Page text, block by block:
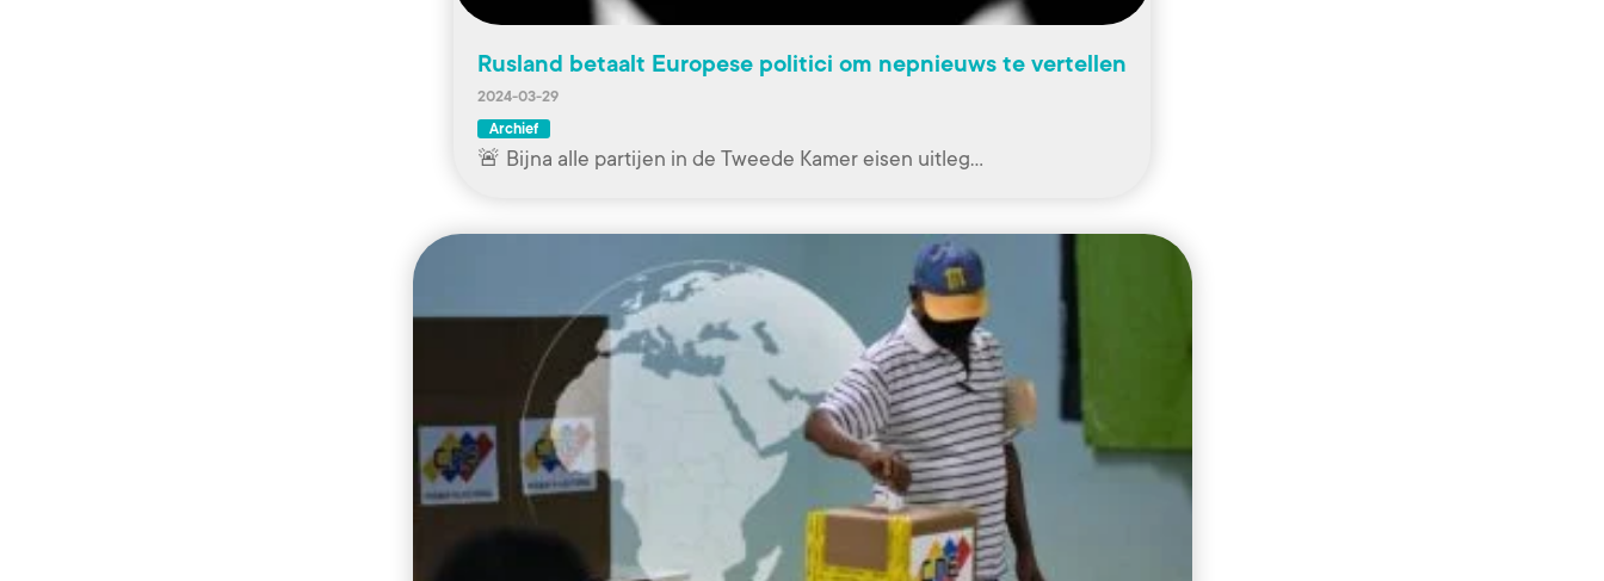
Rusland betaalt Europese politici om nepnieuws te vertellen
2024-03-29
Archief
🚨 Bijna alle partijen in de Tweede Kamer eisen uitleg…